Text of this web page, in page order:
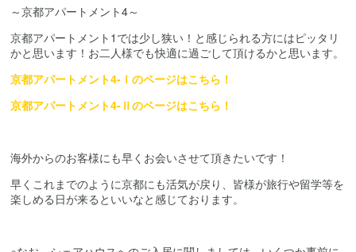
～京都アパートメント4～
京都アパートメント1では少し狭い！と感じられる方にはピッタリ
かと思います！お二人様でも快適に過ごして頂けるかと思います。
京都アパートメント4-Ⅰのページはこちら！
京都アパートメント4-Ⅱのページはこちら！
海外からのお客様にも早くお会いさせて頂きたいです！
早くこれまでのように京都にも活気が戻り、皆様が旅行や留学等を
楽しめる日が来るといいなと感じております。